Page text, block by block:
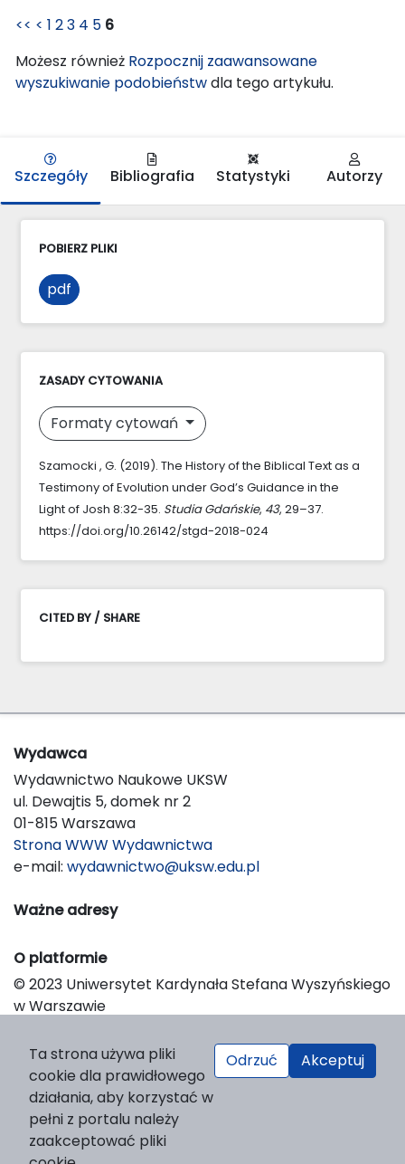
<< < 1 23 4 5 6
Możesz również Rozpocznij zaawansowane
wyszukiwanie podobieństwdla tego artykułu.
Szczegóły Bibliografia Statystyki Autorzy
POBIERZ PLIKI
pdf
ZASADY CYTOWANIA
Formaty cytowań
Szamocki , G. (2019). The History of the Biblical Text as a
Testimony of Evolution under God’s Guidance in the
Light of Josh 8:32-35. Studia Gdańskie, 43, 29–37.
https://doi.org/10.26142/stgd-2018-024
CITED BY / SHARE
Wydawca
Wydawnictwo Naukowe UKSW
ul. Dewajtis 5, domek nr 2
01-815 Warszawa
Strona WWW Wydawnictwa
e-mail: wydawnictwo@uksw.edu.pl
Ważne adresy
O platformie
© 2023 Uniwersytet Kardynała Stefana Wyszyńskiego
w Warszawie
Platform & Workflow by OJS/PKP
Ta strona używa pliki
cookie dla prawidłowego
działania, aby korzystać w
pełni z portalu należy
zaakceptować pliki
Odrzuć Akceptuj